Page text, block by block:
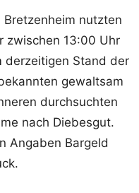
Bretzenheim nutzten
zwischen 13:00 Uhr
derzeitigen Stand der
gewaltsam
durchsuchten
nach Diebesgut.
Angaben Bargeld